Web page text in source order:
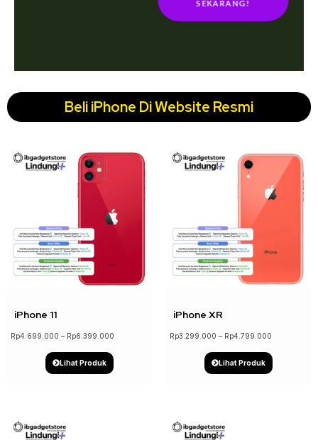
SEKARANG!
Beli iPhone Di Website Resmi
iPhone 11
Rp4.699.000 – Rp6.399.000
Lihat Produk
iPhone XR
Rp3.299.000 – Rp4.799.000
Lihat Produk